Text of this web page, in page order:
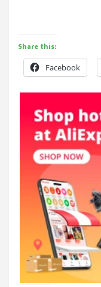
Share this:
Facebook